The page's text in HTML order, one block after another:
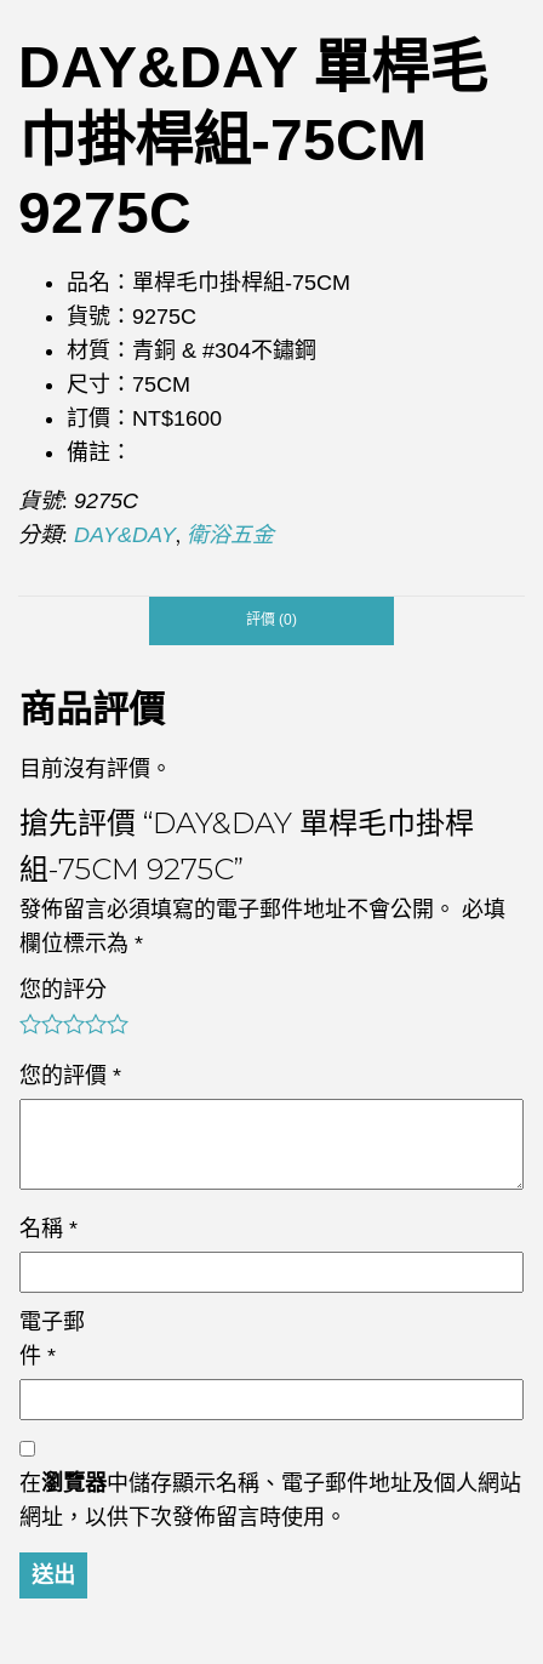
DAY&DAY 單桿毛
巾掛桿組-75CM
9275C
品名：單桿毛巾掛桿組-75CM
貨號：9275C
材質：青銅 & #304不鏽鋼
尺寸：75CM
訂價：NT$1600
備註：
貨號: 9275C
分類: DAY&DAY, 衛浴五金
評價 (0)
商品評價
目前沒有評價。
搶先評價 “DAY&DAY 單桿毛巾掛桿
組-75CM 9275C”
發佈留言必須填寫的電子郵件地址不會公開。 必填
欄位標示為 *
您的評分
您的評價 *
名稱 *
電子郵
件 *
在瀏覽器中儲存顯示名稱、電子郵件地址及個人網站
網址，以供下次發佈留言時使用。